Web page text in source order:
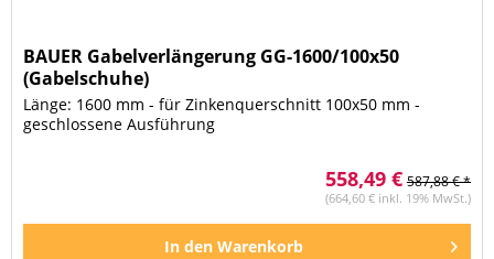
BAUER Gabelverlängerung GG-1600/100x50
(Gabelschuhe)
Länge: 1600 mm - für Zinkenquerschnitt 100x50 mm -
geschlossene Ausführung
558,49 € 587,88 € *
(664,60 € inkl. 19% MwSt.)
In den Warenkorb